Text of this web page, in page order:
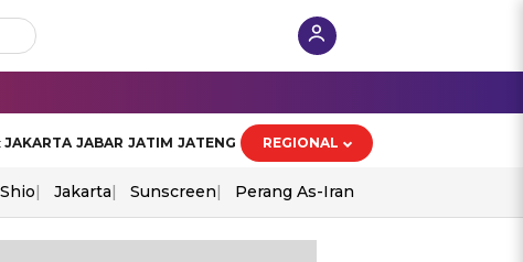
JAKARTA JABAR JATIM JATENG REGIONAL
Shio Jakarta Sunscreen Perang As-Iran